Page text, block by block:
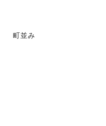
町並み